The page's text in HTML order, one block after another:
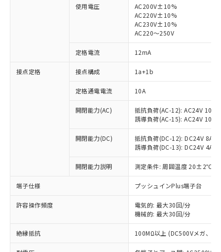
使用電圧
AC200V±10%
AC220V±10%
AC230V±10%
AC220～250V
定格電流 12mA
接点定格 接点構成 1a+1b
定格通電電流 10A
開閉能力(AC)
抵抗負荷(AC-12): AC24V 10A/
誘導負荷(AC-15): AC24V
開閉能力(DC)
抵抗負荷(DC-12): DC24V 8A/
誘導負荷(DC-13): DC24V 4A/
開閉能力説明 測定条件: 周囲温度 20±2℃、
端子仕様 プッシュインPlus端子台
許容操作頻度
電気的: 最大30回/分
機械的: 最大30回/分
絶縁抵抗 100MΩ以上 (DC500Vメガ、点
ご利用条件
以下の条件をお読みいただき、同意のうえ
ご利用ください。
本サービスは、当社制御機器事業取扱
商品の当社在庫状況および標準価格
(税抜)を提供させていただくもので
当社制御機器事業取扱商品の中には、
本サービスの対象外となる商品もある
※1 対応状況
対応済み：EU RoHS指令（10物質）の
非含有に対応した製品が提供可能な商品で
対応予定：EU RoHS指令（10物質）の非含
有に対応した製品に切り替える予定のある
対応予定なし：EU RoHS指令（10物質）の
非含有に非対応の商品で、対応品を出す予
調査・確認中：EU RoHS指令（10物質）の
非含有の対応状況を調査中または確認中の
商品です。
非該当品：ライセンス料など無形物で、有
害物質有無と関係のない商品です。
仕入先様の事情により、非含有部品として
いたものが、含有品と判明した場合などや
「○」：最大均質材料含有率が中国RoHSの
基準値以下であることを示します。
「×」：最大均質材料含有率が中国RoHSの
基準値を超えていることを示します。
当社は、これら貴社製品のうち、外国